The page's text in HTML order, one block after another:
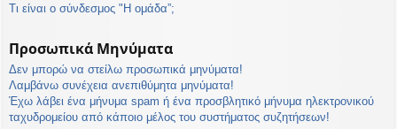
Τι είναι ο σύνδεσμος "Η ομάδα”;
Προσωπικά Μηνύματα
Δεν μπορώ να στείλω προσωπικά μηνύματα!
Λαμβάνω συνέχεια ανεπιθύμητα μηνύματα!
Έχω λάβει ένα μήνυμα spam ή ένα προσβλητικό μήνυμα ηλεκτρονικού
ταχυδρομείου από κάποιο μέλος του συστήματος συζητήσεων!